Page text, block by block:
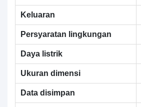
Keluaran
Persyaratan lingkungan
Daya listrik
Ukuran dimensi
Data disimpan